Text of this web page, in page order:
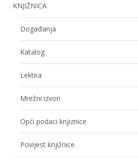
KNJIŽNICA
Događanja
Katalog
Lektira
Mrežni izvori
Opći podaci knjiznice
Povijest knjižnice